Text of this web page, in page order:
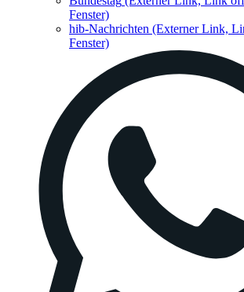
Fenster)
hib-Nachrichten (Externer Link,
Fenster)